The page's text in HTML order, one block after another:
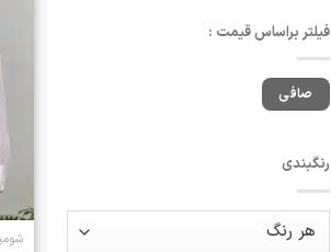
فیلتر براساس قیمت :
حداقل
قیمت
حداكثر
قيمت
صافی
رنگبندی